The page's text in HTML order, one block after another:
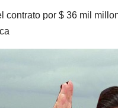
contrato por $ 36 mil